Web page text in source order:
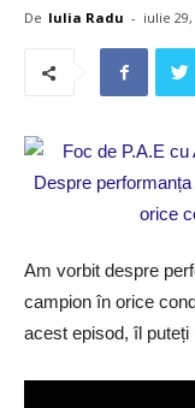
De Iulia Radu - iulie 29,
Am vorbit despre
campion în orice
acest episod, îl puteți